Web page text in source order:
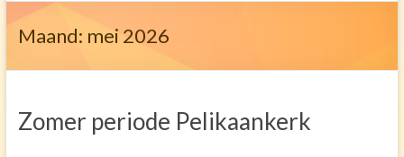
Home
Het gebouw
Maand: mei 2026
Zomer periode Pelikaankerk